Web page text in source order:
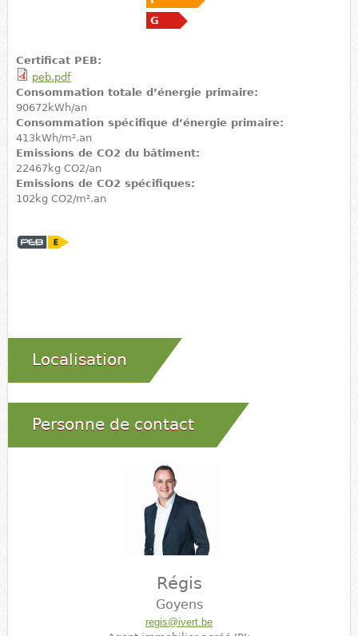
G
Certificat PEB:
peb.pdf
Consommation totale d’énergie primaire:
90672kWh/an
Consommation spécifique d’énergie primaire:
413kWh/m².an
Emissions de CO2 du bâtiment:
22467kg CO2/an
Emissions de CO2 spécifiques:
102kg CO2/m².an
Localisation
Personne de contact
Régis
Goyens
regis@ivert.be